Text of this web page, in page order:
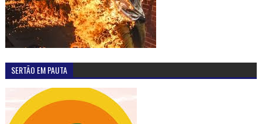
SERTÃO EM PAUTA